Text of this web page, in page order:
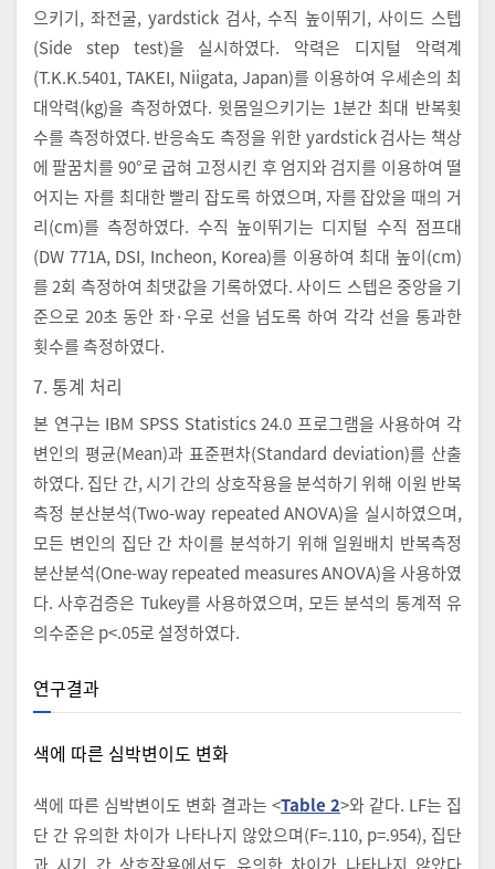
으키기, 좌전굴, yardstick 검사, 수직 높이뛰기, 사이드 스텝
(Side step test)을 실시하였다. 악력은 디지털 악력계
(T.K.K.5401, TAKEI, Niigata, Japan)를 이용하여 우세손의 최
대악력(kg)을 측정하였다. 윗몸일으키기는 1분간 최대 반복횟
수를 측정하였다. 반응속도 측정을 위한 yardstick 검사는 책상
에 팔꿈치를 90°로 굽혀 고정시킨 후 엄지와 검지를 이용하여 떨
어지는 자를 최대한 빨리 잡도록 하였으며, 자를 잡았을 때의 거
리(cm)를 측정하였다. 수직 높이뛰기는 디지털 수직 점프대
(DW 771A, DSI, Incheon, Korea)를 이용하여 최대 높이(cm)
를 2회 측정하여 최댓값을 기록하였다. 사이드 스텝은 중앙을 기
준으로 20초 동안 좌·우로 선을 넘도록 하여 각각 선을 통과한
횟수를 측정하였다.
7. 통계 처리
본 연구는 IBM SPSS Statistics 24.0 프로그램을 사용하여 각
변인의 평균(Mean)과 표준편차(Standard deviation)를 산출
하였다. 집단 간, 시기 간의 상호작용을 분석하기 위해 이원 반복
측정 분산분석(Two-way repeated ANOVA)을 실시하였으며,
모든 변인의 집단 간 차이를 분석하기 위해 일원배치 반복측정
분산분석(One-way repeated measures ANOVA)을 사용하였
다. 사후검증은 Tukey를 사용하였으며, 모든 분석의 통계적 유
의수준은 p<.05로 설정하였다.
연구결과
색에 따른 심박변이도 변화
색에 따른 심박변이도 변화 결과는 <Table 2>와 같다. LF는 집
단 간 유의한 차이가 나타나지 않았으며(F=.110, p=.954), 집단
과 시기 간 상호작용에서도 유의한 차이가 나타나지 않았다